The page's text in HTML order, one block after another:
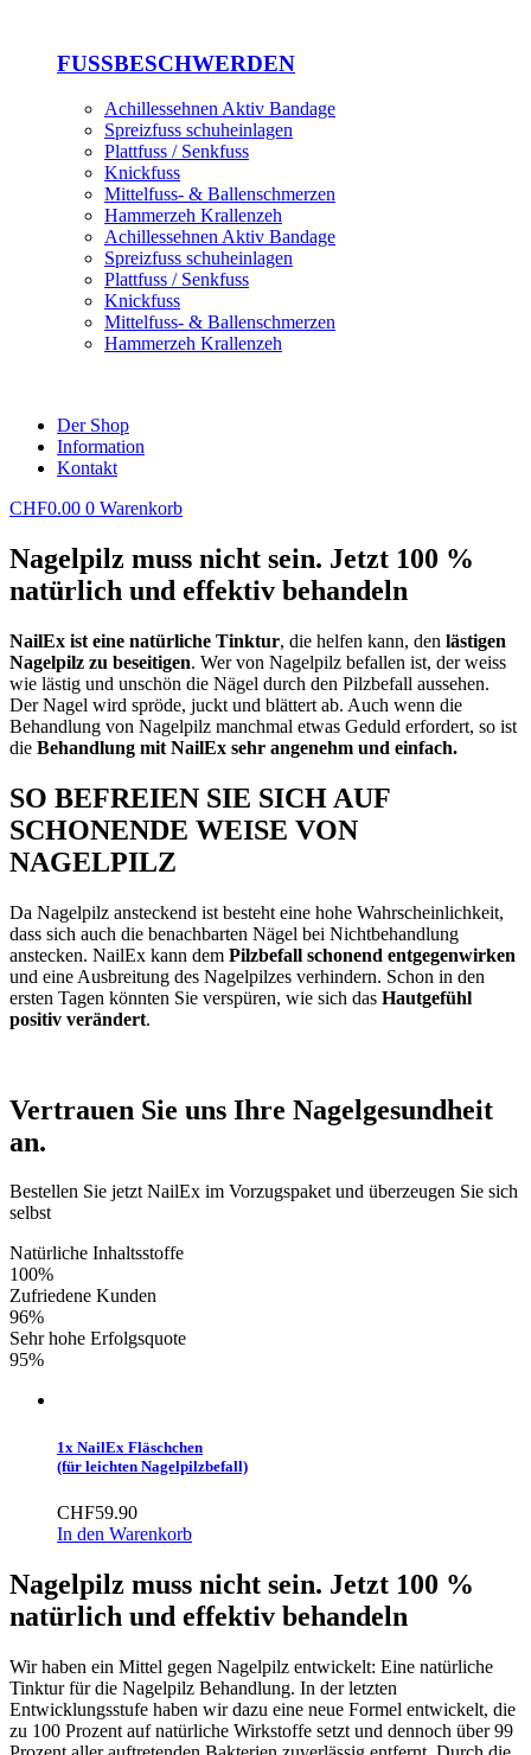
Mittelschwerer nagelpilz
schwerer nagelpilz
FUSSPILZ
leichter fusspilz
Mittelschwerer fusspilz
schwerer fusspilz
leichter fusspilz
Mittelschwerer fusspilz
schwerer fusspilz
FUSSBESCHWERDEN
Achillessehnen Aktiv Bandage
Spreizfuss schuheinlagen
Plattfuss / Senkfuss
Knickfuss
Mittelfuss- & Ballenschmerzen
Hammerzeh Krallenzeh
Achillessehnen Aktiv Bandage
Spreizfuss schuheinlagen
Plattfuss / Senkfuss
Knickfuss
Mittelfuss- & Ballenschmerzen
Hammerzeh Krallenzeh
FERSENSPORN
Fersensporn beseitigen
Fersensporn beseitigen
NAGELPILZ
leichter nagelpilz
Mittelschwerer nagelpilz
schwerer nagelpilz
leichter nagelpilz
Mittelschwerer nagelpilz
schwerer nagelpilz
FUSSPILZ
leichter fusspilz
schwerer fusspilz
leichter fusspilz
Mittelschwerer fusspilz
schwerer fusspilz
Der Shop
Information
Kontakt
CHF0.00 0 Warenkorb
Nagelpilz muss nicht sein. Jetzt 100 %
natürlich und effektiv behandeln
NailEx ist eine natürliche Tinktur, die helfen kann, den lästigen
Nagelpilz zu beseitigen. Wer von Nagelpilz befallen ist, der weiss
wie lästig und unschön die Nägel durch den Pilzbefall aussehen.
Der Nagel wird spröde, juckt und blättert ab. Auch wenn die
Behandlung von Nagelpilz manchmal etwas Geduld erfordert, so ist
die Behandlung mit NailEx sehr angenehm und einfach.
SO BEFREIEN SIE SICH AUF
SCHONENDE WEISE VON
NAGELPILZ
Da Nagelpilz ansteckend ist besteht eine hohe Wahrscheinlichkeit,
dass sich auch die benachbarten Nägel bei Nichtbehandlung
anstecken. NailEx kann dem Pilzbefall schonend entgegenwirken
und eine Ausbreitung des Nagelpilzes verhindern. Schon in den
ersten Tagen könnten Sie verspüren, wie sich das Hautgefühl
positiv verändert.
Vertrauen Sie uns Ihre Nagelgesundheit
an.
Bestellen Sie jetzt NailEx im Vorzugspaket und überzeugen Sie sich
selbst
Natürliche Inhaltsstoffe
100%
Zufriedene Kunden
96%
Sehr hohe Erfolgsquote
95%
1x NailEx Fläschchen
(für leichten Nagelpilzbefall)
CHF59.90
In den Warenkorb
Nagelpilz muss nicht sein. Jetzt 100 %
natürlich und effektiv behandeln
Wir haben ein Mittel gegen Nagelpilz entwickelt: Eine natürliche
Tinktur für die Nagelpilz Behandlung. In der letzten
Entwicklungsstufe haben wir dazu eine neue Formel entwickelt, die
zu 100 Prozent auf natürliche Wirkstoffe setzt und dennoch über 99